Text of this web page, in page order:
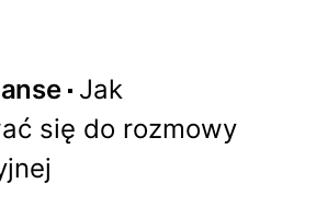
Jak
się do rozmowy